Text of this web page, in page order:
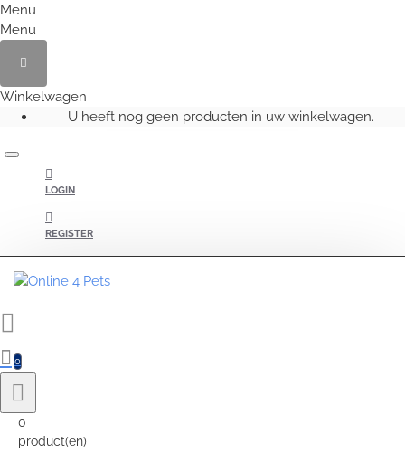
Menu
Menu
Winkelwagen
U heeft nog geen producten in uw winkelwagen.
LOGIN
REGISTER
0
0
product(en)